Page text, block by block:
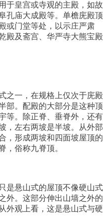
于皇宫或寺观的主殿，如故
孔庙大成殿等。单檐庑殿顶
或门堂等处，以示庄严肃
殿及斋宫、华严寺大熊宝殿
一，在规格上仅次于庑殿
部。配殿的大部分是这种顶
等。除正脊、垂脊外，还有
，左右两坡是半坡。从外部
，形成两坡和四面坡屋顶的
，俗称九脊顶。
悬山式的屋顶不像硬山式
外。这部分伸出山墙之外的
外观上看，这是悬山式与硬